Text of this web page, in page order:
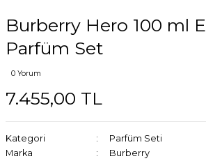
Burberry Hero 100 ml
Parfüm Set
0 Yorum
7.455,00 TL
Kategori
Parfüm Seti
Marka
Burberry